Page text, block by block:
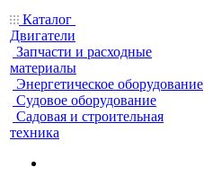
Каталог
Двигатели
Запчасти и расходные
материалы
Энергетическое оборудование
Судовое оборудование
Садовая и строительная
техника